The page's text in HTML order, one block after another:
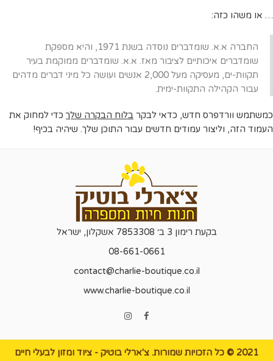
… או משהו כזה:
החברה א.א. שומדברים נוסדה בשנת 1971, והיא מספקת
שומדברים איכותיים לציבור מאז. א.א. שומדברים ממוקמת בעיר
תקוות-ים, מעסיקה מעל 2,000 אנשים ועושה כל מיני דברים מדהים
עבור הקהילה התקוות-ימית.
כמשתמש וורדפרס חדש, כדאי לבקר בלוח הבקרה שלך כדי למחוק את
העמוד הזה, וליצור עמודים חדשים עבור התוכן שלך. שיהיה בכיף!
בקעת רימון 3 ב׳ 7853308 אשקלון, ישראל
08-661-0661
contact@charlie-boutique.co.il
www.charlie-boutique.co.il
2021 © כל הזכויות שמורות. צ'ארלי בוטיק - ציוד ומזון לבעלי חיים